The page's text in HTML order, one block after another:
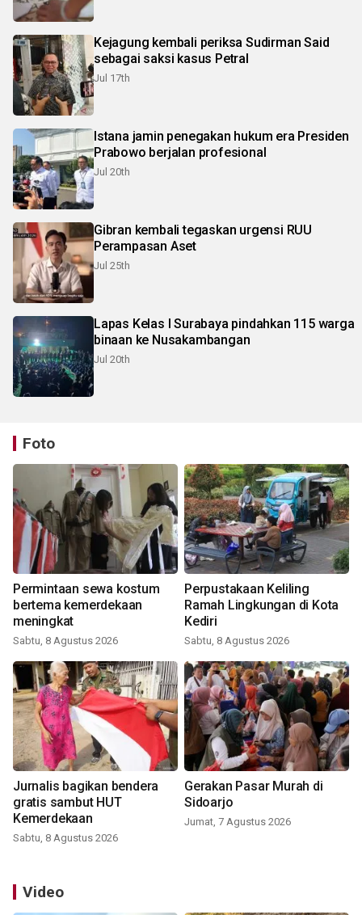
Kejagung kembali periksa Sudirman Said
sebagai saksi kasus Petral
Jul 17th
Istana jamin penegakan hukum era Presiden
Prabowo berjalan profesional
Jul 20th
Gibran kembali tegaskan urgensi RUU
Perampasan Aset
Jul 25th
Lapas Kelas I Surabaya pindahkan 115 warga
binaan ke Nusakambangan
Jul 20th
Foto
Permintaan sewa kostum
bertema kemerdekaan
meningkat
Sabtu, 8 Agustus 2026
Perpustakaan Keliling
Ramah Lingkungan di Kota
Kediri
Sabtu, 8 Agustus 2026
Jurnalis bagikan bendera
gratis sambut HUT
Kemerdekaan
Sabtu, 8 Agustus 2026
Gerakan Pasar Murah di
Sidoarjo
Jumat, 7 Agustus 2026
Video